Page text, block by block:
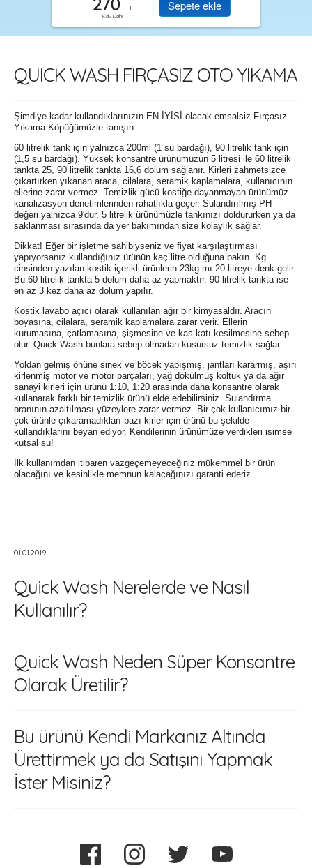
270 TL
Kdv Dahil
QUICK WASH FIRÇASIZ OTO YIKAMA
Şimdiye kadar kullandıklarınızın EN İYİSİ olacak emsalsiz Fırçasız
Yıkama Köpüğümüzle tanışın.
60 litrelik tank için yalnızca 200ml (1 su bardağı), 90 litrelik tank için
(1,5 su bardağı). Yüksek konsantre ürünümüzün 5 litresi ile 60 litrelik
tankta 25, 90 litrelik tankta 16,6 dolum sağlanır. Kirleri zahmetsizce
çıkartırken yıkanan araca, cilalara, seramik kaplamalara, kullanıcının
ellerine zarar vermez. Temizlik gücü kostiğe dayanmayan ürünümüz
kanalizasyon denetimlerinden rahatlıkla geçer. Sulandırılmış PH
değeri yalnızca 9'dur. 5 litrelik ürünümüzle tankınızı doldururken ya da
saklanması sırasında da yer bakımından size kolaylık sağlar.
Dikkat! Eğer bir işletme sahibiyseniz ve fiyat karşılaştırması
yapıyorsanız kullandığınız ürünün kaç litre olduğuna bakın. Kg
cinsinden yazılan kostik içerikli ürünlerin 23kg mı 20 litreye denk gelir.
Bu 60 litrelik tankta 5 dolum daha az yapmaktır. 90 litrelik tankta ise
en az 3 kez daha az dolum yapılır.
Kostik lavabo açıcı olarak kullanılan ağır bir kimyasaldır. Aracın
boyasına, cilalara, seramik kaplamalara zarar verir. Ellerin
kurumasına, çatlamasına, şişmesine ve kas katı kesilmesine sebep
olur. Quick Wash bunlara sebep olmadan kusursuz temizlik sağlar.
Yoldan gelmiş önüne sinek ve böcek yapışmış, jantları kararmış, aşırı
kirlenmiş motor ve motor parçaları, yağ dökülmüş koltuk ya da ağır
sanayi kirleri için ürünü 1:10, 1:20 arasında daha konsantre olarak
kullanarak farklı bir temizlik ürünü elde edebilirsiniz. Sulandırma
oranının azaltılması yüzeylere zarar vermez. Bir çok kullanıcımız bir
çok ürünle çıkaramadıkları bazı kirler için ürünü bu şekilde
kullandıklarını beyan ediyor. Kendilerinin ürünümüze verdikleri isimse
kutsal su!
İlk kullanımdan itibaren vazgeçemeyeceğiniz mükemmel bir ürün
olacağını ve kesinlikle memnun kalacağınızı garanti ederiz.
01.01.2019
Quick Wash Nerelerde ve Nasıl
Kullanılır?
Quick Wash Neden Süper Konsantre
Olarak Üretilir?
Bu ürünü Kendi Markanız Altında
Ürettirmek ya da Satışını Yapmak
İster Misiniz?